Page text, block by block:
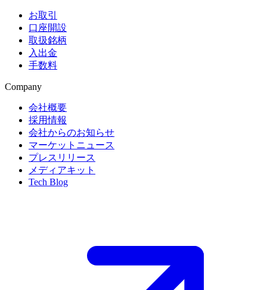
お取引
口座開設
取扱銘柄
入出金
手数料
Company
会社概要
採用情報
会社からのお知らせ
マーケットニュース
プレスリリース
メディアキット
Tech Blog